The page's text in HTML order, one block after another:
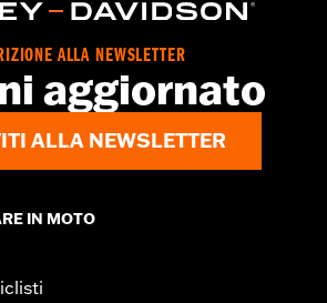
ALLA NEWSLETTER
aggiornato
ALLA NEWSLETTER
IN MOTO